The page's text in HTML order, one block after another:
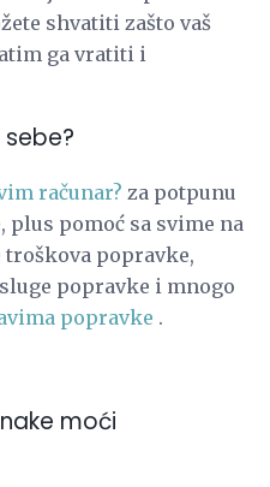
shvatiti zašto vaš
ga vratiti i
računar? za potpunu
pomoć sa svime na
popravke,
popravke i mnogo
popravke .
moći